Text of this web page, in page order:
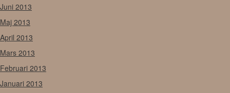
Juni 2013
Maj 2013
April 2013
Mars 2013
Februari 2013
Januari 2013